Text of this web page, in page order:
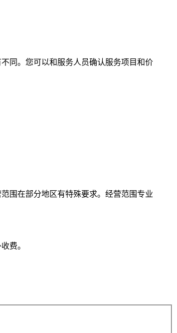
同。您可以和服务人员确认服务项目和价
围在部分地区有特殊要求。经营范围专业
费。